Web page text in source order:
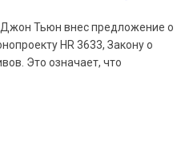
Тьюн внес предложение о
HR 3633, Закону о
Это означает, что